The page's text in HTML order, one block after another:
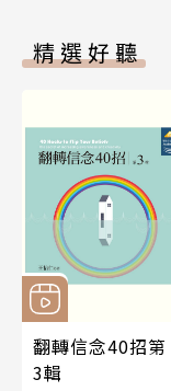
精選好聽
翻轉信念40招第
3輯